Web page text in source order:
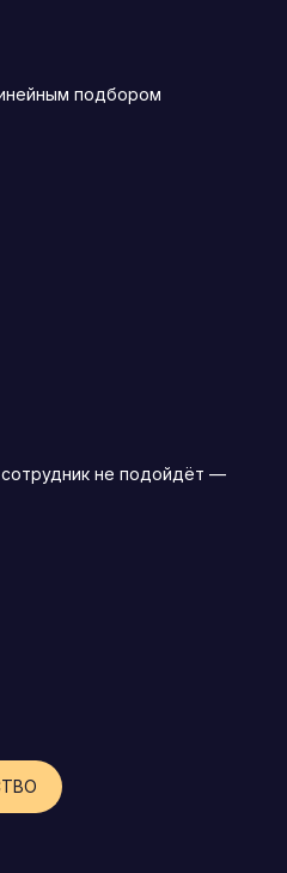
директор)
подбором
не подойдёт —